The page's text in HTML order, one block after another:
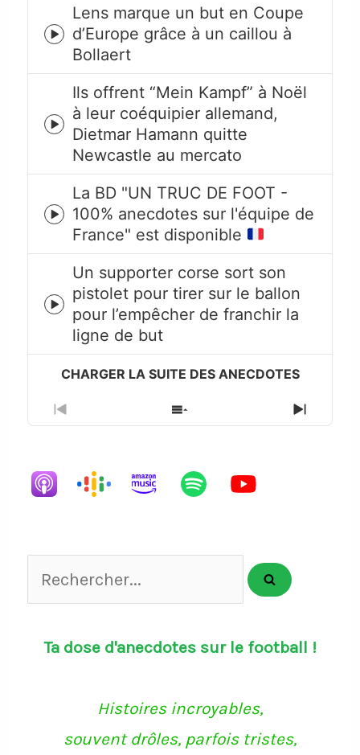
Episode
play
icon
Lens marque un but en Coupe
d’Europe grâce à un caillou à
Bollaert
Episode
play
icon
Ils offrent “Mein Kampf” à Noël
à leur coéquipier allemand,
Dietmar Hamann quitte
Newcastle au mercato
Episode
play
icon
La BD "UN TRUC DE FOOT -
100% anecdotes sur l'équipe de
France" est disponible
Episode
play
icon
Un supporter corse sort son
pistolet pour tirer sur le ballon
pour l’empêcher de franchir la
ligne de but
Previous
Episode
Show
Episodes
Next
Episode
Rechercher...
Ta dose d'anecdotes sur le football !
Histoires incroyables,
souvent drôles, parfois tristes,